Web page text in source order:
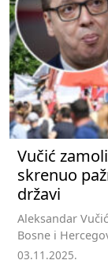
Vučić
skrenuo
državi
Aleksandar
Bosne i
03.11.2025.